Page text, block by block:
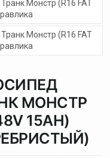
МОНСТР
15AH)